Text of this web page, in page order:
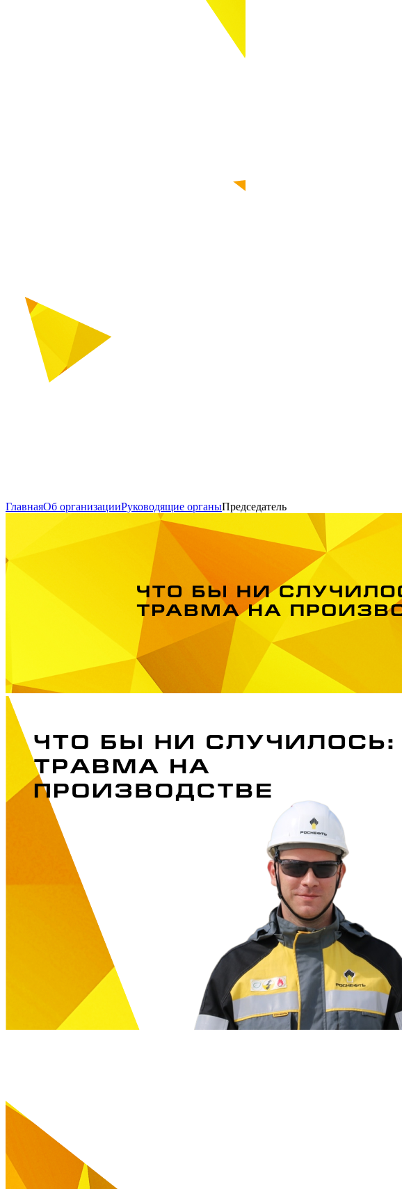
ГлавнаяОб организацииРуководящие органыПредседатель